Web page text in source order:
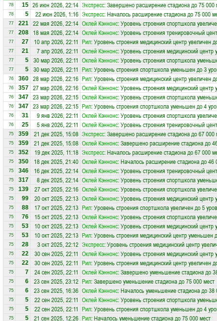
78 15 26 июн 2026, 22:14 Экспресс: Завершено расширение стадиона до 75 000
78 5 22 июн 2026, 1:16 Экспресс: Началось расширение стадиона до 75 000
77 221 22 мая 2026, 22:14 Оклей Кэннонс: Уровень строения спортшкола
77 208 18 мая 2026, 22:14 Оклей Кэннонс: Уровень строения тренировочный
77 27 10 апр 2026, 22:11 Рил: Уровень строения медицинский центр увеличен
77 21 7 апр 2026, 22:11 Оклей Кэннонс: Уровень строения медицинский центр
77 5 30 мар 2026, 22:11 Оклей Кэннонс: Уровень строения спортшкола
77 5 30 мар 2026, 22:11 Рил: Уровень строения спортшкола уменьшен до 3
76 360 28 мар 2026, 22:16 Рил: Уровень строения медицинский центр увеличен
76 357 27 мар 2026, 22:16 Оклей Кэннонс: Уровень строения медицинский центр
76 347 23 мар 2026, 22:15 Оклей Кэннонс: Уровень строения спортшкола
76 347 23 мар 2026, 22:15 Рил: Уровень строения спортшкола уменьшен до 4
76 31 9 янв 2026, 22:11 Оклей Кэннонс: Уровень строения спортшкола
76 25 5 янв 2026, 22:11 Оклей Кэннонс: Уровень строения тренировочный
75 359 21 дек 2025, 15:08 Экспресс: Завершено расширение стадиона до 67 000
75 359 21 дек 2025, 15:08 Оклей Кэннонс: Завершено расширение стадиона до
75 352 19 дек 2025, 11:18 Экспресс: Началось расширение стадиона до 67 000
75 350 18 дек 2025, 21:40 Оклей Кэннонс: Началось расширение стадиона до 46
75 346 16 дек 2025, 22:14 Оклей Кэннонс: Уровень строения тренировочный
75 317 8 дек 2025, 22:14 Оклей Кэннонс: Уровень строения спортшкола
75 139 27 окт 2025, 22:16 Оклей Кэннонс: Уровень строения спортшкола
75 99 20 окт 2025, 22:13 Оклей Кэннонс: Уровень строения медицинский
75 88 17 окт 2025, 22:13 Рил: Уровень строения спортшкола увеличен до 5
75 76 15 окт 2025, 22:13 Оклей Кэннонс: Уровень строения спортшкола
75 53 10 окт 2025, 22:13 Оклей Кэннонс: Уровень строения медицинский
75 53 10 окт 2025, 22:13 Рил: Уровень строения медицинский центр уменьшен
75 28 3 окт 2025, 22:12 Экспресс: Уровень строения медицинский центр
75 22 30 сен 2025, 22:11 Оклей Кэннонс: Уровень строения медицинский центр
75 22 30 сен 2025, 22:11 Рил: Уровень строения медицинский центр увеличен
75 7 24 сен 2025, 22:11 Оклей Кэннонс: Завершено уменьшение стадиона до
75 6 23 сен 2025, 23:12 Рил: Завершено уменьшение стадиона до 75 000 мест
75 6 23 сен 2025, 16:36 Оклей Кэннонс: Началось уменьшение стадиона до 38
75 5 22 сен 2025, 22:11 Оклей Кэннонс: Уровень строения спортшкола
75 5 22 сен 2025, 22:11 Рил: Уровень строения спортшкола уменьшен до 4
75 5 21 сен 2025, 12:26 Рил: Началось уменьшение стадиона до 75 000 мест